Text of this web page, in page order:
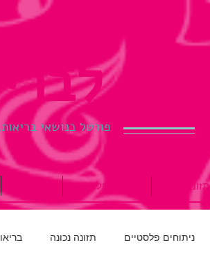
פורטל בנושאי
תזונה נכונה ניתוחים פלסטיים
ניתוחים פלסטיים תזונה נכונה